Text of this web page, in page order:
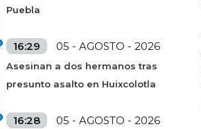
Puebla
16:29 05 - AGOSTO - 2026
Asesinan a dos hermanos tras
presunto asalto en Huixcolotla
16:28 05 - AGOSTO - 2026